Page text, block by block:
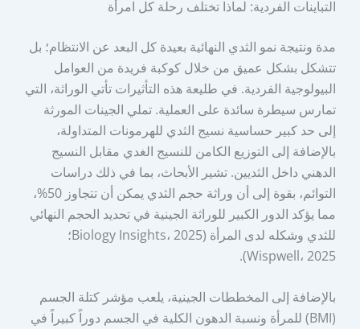
التباينات الفردية: لماذا تختلف رحلة كل امرأة
مدة ونتيجة نمو الثدي النهائية بعيدة كل البعد عن الانتظام؛ بل
تتشكل بشكل عميق من خلال كوكبة فريدة من العوامل
البيولوجية الفردية. في طليعة هذه التأثيرات تأتي الوراثة، التي
تمارس سيطرة سائدة على العملية. تملي الجينات المورثة
إلى حد كبير حساسية نسيج الثدي للهرمونات المتداولة،
بالإضافة إلى التوزيع الكامن للنسيج الغدي مقابل النسيج
الدهني داخل الثديين. تشير الأبحاث، بما في ذلك دراسات
التوائم، بقوة إلى أن وراثة حجم الثدي يمكن أن تتجاوز 50%،
مما يؤكد الدور الكبير للوراثة الجينية في تحديد الحجم النهائي
للثدي وشكله لدى المرأة (Biology Insights، 2025؛
Wispwell، 2025).
بالإضافة إلى المخططات الجينية، يلعب مؤشر كتلة الجسم
(BMI) للمرأة ونسبة الدهون الكلية في الجسم دوراً كبيراً في